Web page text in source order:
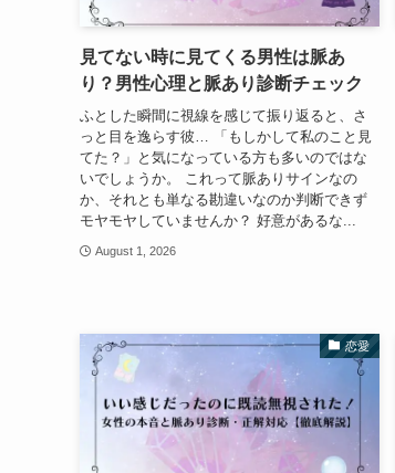
見てない時に見てくる男性は脈あ
り？男性心理と脈あり診断チェック
ふとした瞬間に視線を感じて振り返ると、さ
っと目を逸らす彼… 「もしかして私のこと見
てた？」と気になっている方も多いのではな
いでしょうか。 これって脈ありサインなの
か、それとも単なる勘違いなのか判断できず
モヤモヤしていませんか？ 好意があるな...
August 1, 2026
恋愛